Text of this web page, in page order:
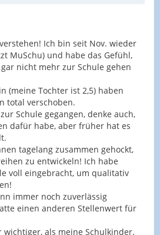
Ich bin seit Nov. wieder
MuSchu) und habe das Gefühl,
nicht mehr zur Schule gehen
(meine Tochter ist 2,5) haben
total verschoben.
Schule gegangen, denke auch,
dafür habe, aber früher hat es
tagelang zusammen gehockt,
zu entwickeln! Ich habe
voll eingebracht, um qualitativ
immer noch zuverlässig
einen anderen Stellenwert für
als meine Schulkinder.